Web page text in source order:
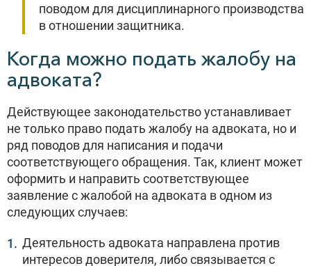
поводом для дисциплинарного производства
в отношении защитника.
Когда можно подать жалобу на
адвоката?
Действующее законодательство устанавливает
не только право подать жалобу на адвоката, но и
ряд поводов для написания и подачи
соответствующего обращения. Так, клиент может
оформить и направить соответствующее
заявление с жалобой на адвоката в одном из
следующих случаев:
Деятельность адвоката направлена против
интересов доверителя, либо связывается с